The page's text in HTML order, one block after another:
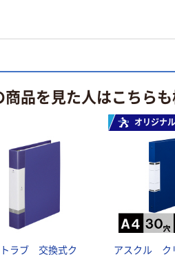
商品を見た人はこちら
トラブ 交換式ク
オリジナル
アスクル ク